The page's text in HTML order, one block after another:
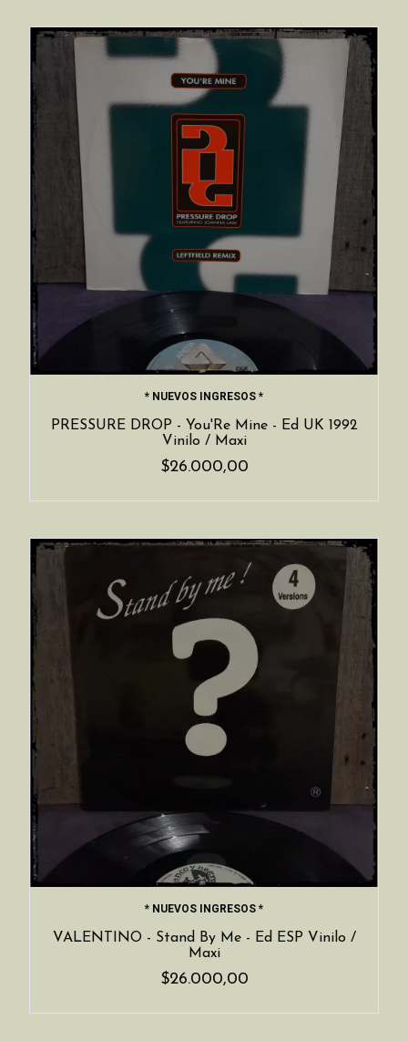
* NUEVOS INGRESOS *
PRESSURE DROP - You'Re Mine - Ed UK 1992
Vinilo / Maxi
$26.000,00
* NUEVOS INGRESOS *
VALENTINO - Stand By Me - Ed ESP Vinilo /
Maxi
$26.000,00